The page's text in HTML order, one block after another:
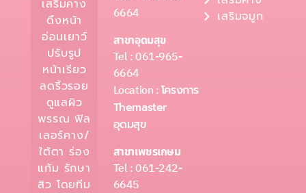
เสริมคาง
ดึงหน้า
อ่อนเยาว์
ปรับรูป
หน้าเรียว
ลดริ้วรอย
ดูแลผิว
พรรณ ฟิล
เลอร์คาง/
ใต้ตา ร่อง
แก้ม รักษา
สิว โดยทีม
6664
สาขาอุดมสุข
Tel : 061-965-
6664
Location :โครงการ
Themaster
อุดมสุข
สาขาเพชรเกษม
Tel : 061-242-
6645
เสริมจมูก